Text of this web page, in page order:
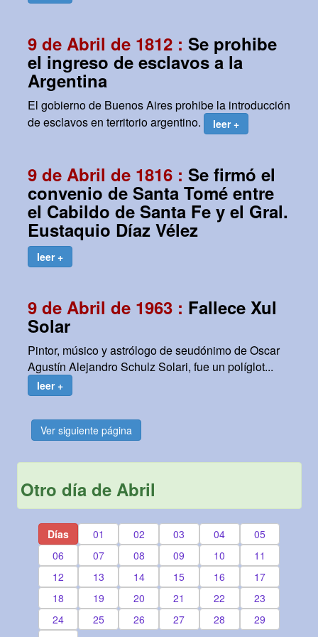
9 de Abril de 1812 : Se prohibe
el ingreso de esclavos a la
Argentina
El gobierno de Buenos Aires prohibe la introducción
de esclavos en territorio argentino.
leer +
9 de Abril de 1816 : Se firmó el
convenio de Santa Tomé entre
el Cabildo de Santa Fe y el Gral.
Eustaquio Díaz Vélez
leer +
9 de Abril de 1963 : Fallece Xul
Solar
Pintor, músico y astrólogo de seudónimo de Oscar
Agustín Alejandro Schulz Solari, fue un políglot...
leer +
Ver siguiente página
Otro día de Abril
Días 01 02 03 04
05
06
07 08 09 10
11
12
13 14 15 16
17
18
19 20 21 22
23
24
25 26 27 28
29